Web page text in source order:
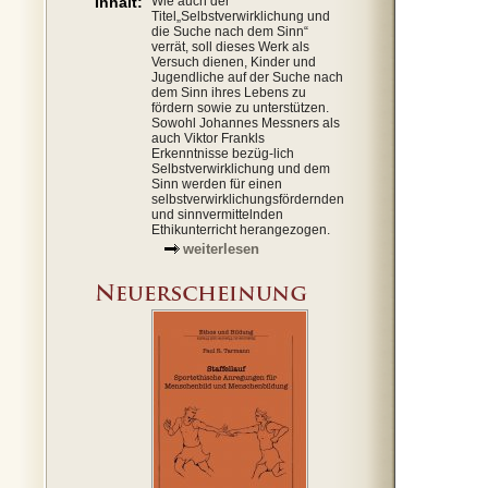
Titel„Selbstverwirklichung und
die Suche nach dem Sinn“
verrät, soll dieses Werk als
Versuch dienen, Kinder und
Jugendliche auf der Suche nach
dem Sinn ihres Lebens zu
fördern sowie zu unterstützen.
Sowohl Johannes Messners als
auch Viktor Frankls
Erkenntnisse bezüg-lich
Selbstverwirklichung und dem
Sinn werden für einen
selbstverwirklichungsfördernden
und sinnvermittelnden
Ethikunterricht herangezogen.
weiterlesen